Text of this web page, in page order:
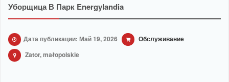
Уборщица В Парк Energylandia
Дата публикации: Май 19, 2026
Обслуживание
Zator, małopolskie